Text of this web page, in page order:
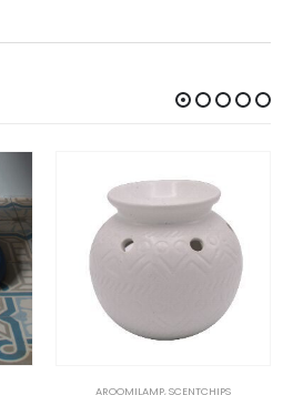
AROOMILAMP,SCENTCHIPS